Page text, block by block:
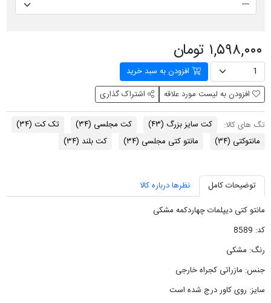
۱,۵۹۸,۰۰۰ تومان
افزودن به سبد خرید
افزودن به لیست مورد علاقه
اشتراک گذاری
تگ های کالا: کت سایز بزرگ (۴۳) کت مجلسی (۳۴) تک کت (۳۴)
مانتوکتی (۳۴) مانتو کتی مجلسی (۳۴) کت بلند (۳۴)
توضیحات کامل
نظرها درباره کالا
مانتو کتی دیپلمات چهاردکمه مشکی
کد: 8589
رنگ: مشکی
جنس: مازراتی کجراه خارجی
سایز: روی کاور درج شده است